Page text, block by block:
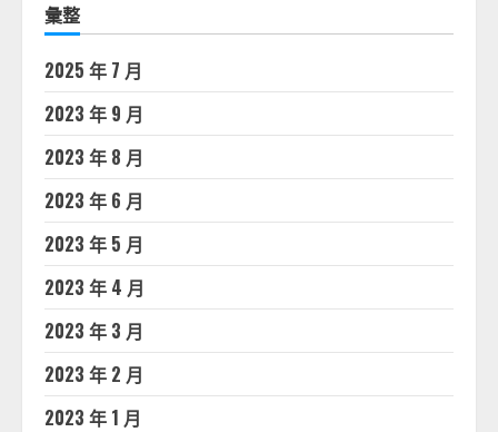
彙整
2025 年 7 月
2023 年 9 月
2023 年 8 月
2023 年 6 月
2023 年 5 月
2023 年 4 月
2023 年 3 月
2023 年 2 月
2023 年 1 月